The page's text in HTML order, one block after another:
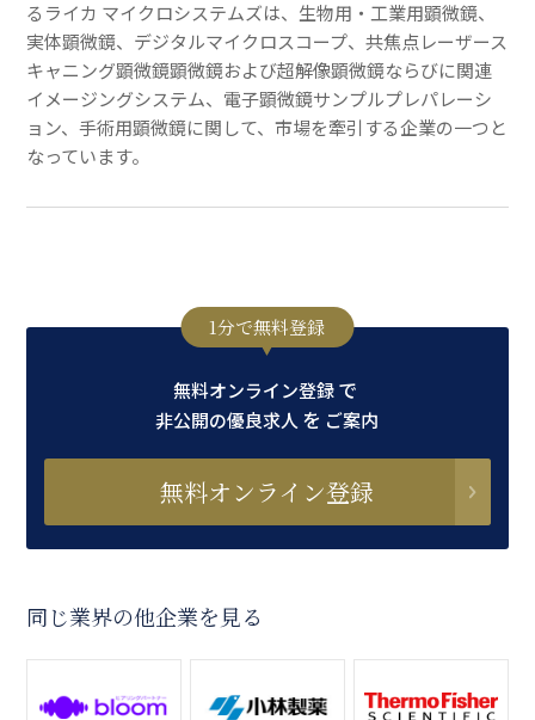
るライカ マイクロシステムズは、生物用・工業用顕微鏡、
実体顕微鏡、デジタルマイクロスコープ、共焦点レーザース
キャニング顕微鏡顕微鏡および超解像顕微鏡ならびに関連
イメージングシステム、電子顕微鏡サンプルプレパレーシ
ョン、手術用顕微鏡に関して、市場を牽引する企業の一つと
なっています。
1分で無料登録
無料オンライン登録で
非公開の優良求人 を ご案内
無料オンライン登録
同じ業界の他企業を見る